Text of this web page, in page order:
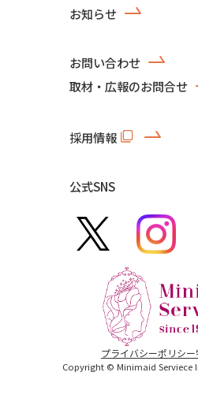
お知らせ
お問い合わせ
取材・広報のお問合せ
採用情報
公式SNS
プライバシーポリシー
Copyright © Minimaid Serviece